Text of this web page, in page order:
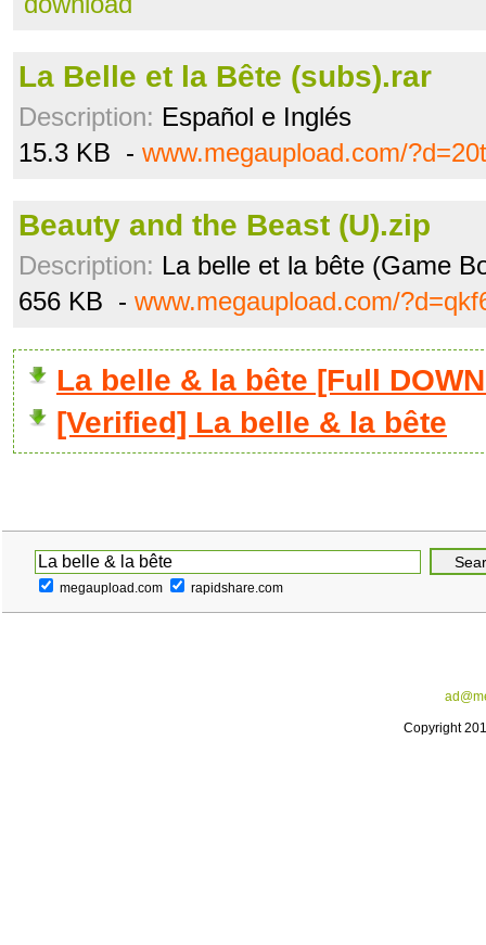
La Belle et la Bête (subs).rar
Description: Español e Inglés
15.3 KB - www.megaupload.com/
Beauty and the Beast (U).zip
Description: La belle et la bête (Game
656 KB - www.megaupload.com/
La belle & la bête [Full
[Verified] La belle & la bête
megaupload.com rapidshare.com
Copyright